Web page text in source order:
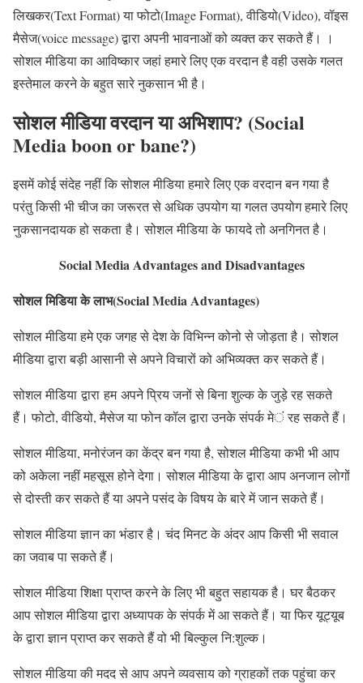
लिखकर(Text Format) या फोटो(Image Format), वीडियो(Video), वॉइस
मैसेज(voice message) द्वारा अपनी भावनाओं को व्यक्त कर सकते हैं। ।
सोशल मीडिया का आविष्कार जहां हमारे लिए एक वरदान है वही उसके गलत
इस्तेमाल करने के बहुत सारे नुकसान भी है।
सोशल मीडिया वरदान या अभिशाप? (Social
Media boon or bane?)
इसमें कोई संदेह नहीं कि सोशल मीडिया हमारे लिए एक वरदान बन गया है
परंतु किसी भी चीज का जरूरत से अधिक उपयोग या गलत उपयोग हमारे लिए
नुकसानदायक हो सकता है। सोशल मीडिया के फायदे तो अनगिनत है।
Social Media Advantages and Disadvantages
सोशल मिडिया के लाभ(Social Media Advantages)
सोशल मीडिया हमे एक जगह से देश के विभिन्न कोनो से जोड़ता है। सोशल
मीडिया द्वारा बड़ी आसानी से अपने विचारों को अभिव्यक्त कर सकते हैं।
सोशल मीडिया द्वारा हम अपने प्रिय जनों से बिना शुल्क के जुड़े रह सकते
हैं। फोटो, वीडियो, मैसेज या फोन कॉल द्वारा उनके संपर्क में रह सकते हैं।
सोशल मीडिया, मनोरंजन का केंद्र बन गया है, सोशल मीडिया कभी भी आप
को अकेला नहीं महसूस होने देगा। सोशल मीडिया के द्वारा आप अनजान लोगों
से दोस्ती कर सकते हैं या अपने पसंद के विषय के बारे में जान सकते हैं।
सोशल मीडिया ज्ञान का भंडार है। चंद मिनट के अंदर आप किसी भी सवाल
का जवाब पा सकते हैं।
सोशल मीडिया शिक्षा प्राप्त करने के लिए भी बहुत सहायक है। घर बैठकर
आप सोशल मीडिया द्वारा अध्यापक के संपर्क में आ सकते हैं। या फिर यूट्यूब
के द्वारा ज्ञान प्राप्त कर सकते हैं वो भी बिल्कुल नि:शुल्क।
सोशल मीडिया की मदद से आप अपने व्यवसाय को ग्राहकों तक पहुंचा कर